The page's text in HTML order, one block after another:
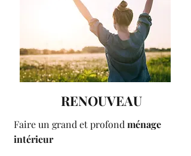
RENOUVEAU
Faire un grand et profond ménage
intérieur​